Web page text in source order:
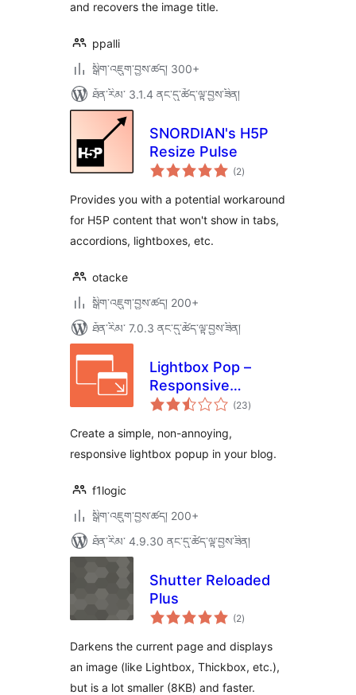
and recovers the image title.
ppalli
སྒྲིག་འཇུག་བྱས་ཚད། 300+
ཐོན་རིམ་ 3.1.4 ནང་དུ་ཚོད་ལྟ་བྱས་ཟིན།
SNORDIAN's H5P
Resize Pulse
(2གདེང་
འཇོག་
ཚང་།
)
Provides you with a potential workaround
for H5P content that won't show in tabs,
accordions, lightboxes, etc.
otacke
སྒྲིག་འཇུག་བྱས་ཚད། 200+
ཐོན་རིམ་ 7.0.3 ནང་དུ་ཚོད་ལྟ་བྱས་ཟིན།
Lightbox Pop –
Responsive
Lightbox
(23གདེང་
འཇོག་
)
Create a simple, non-annoying,
responsive lightbox popup in your blog.
f1logic
སྒྲིག་འཇུག་བྱས་ཚད། 200+
ཐོན་རིམ་ 4.9.30 ནང་དུ་ཚོད་ལྟ་བྱས་ཟིན།
Shutter Reloaded
Plus
(2གདེང་
འཇོག་
ཚང་།
)
Darkens the current page and displays
an image (like Lightbox, Thickbox, etc.),
but is a lot smaller (8KB) and faster.